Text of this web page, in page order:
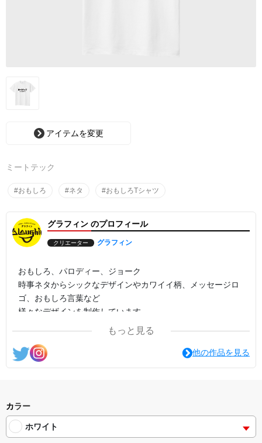
アイテムを変更
ミートテック
#おもしろ #ネタ #おもしろTシャツ
グラフィン のプロフィール
クリエーター グラフィン
おもしろ、パロディー、ジョーク
時事ネタからシックなデザインやカワイイ柄、メッセージロ
ゴ、おもしろ言葉など
様々なデザインを制作しています。
もっと見る
他の作品を見る
カラー
ホワイト